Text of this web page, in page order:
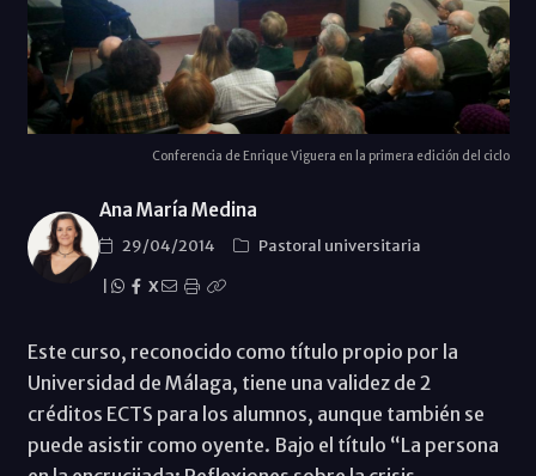
Conferencia de Enrique Viguera en la primera edición del ciclo
Ana María Medina
29/04/2014
Pastoral universitaria
X
Este curso, reconocido como título propio por la
Universidad de Málaga, tiene una validez de 2
créditos ECTS para los alumnos, aunque también se
puede asistir como oyente. Bajo el título “La persona